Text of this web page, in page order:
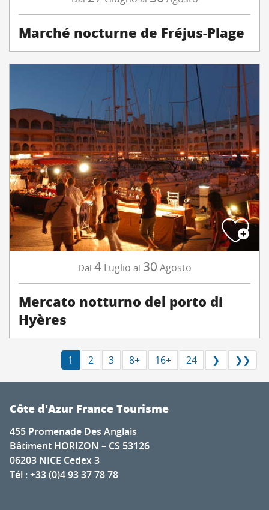
Marché nocturne de Fréjus-Plage
Dal 4 Luglio al 30 Agosto
Mercato notturno del porto di
Hyères
1 2 3 8+ 16+ 24 ❯ ❯❯
Côte d'Azur France Tourisme
455 Promenade Des Anglais
Bâtiment HORIZON – CS 53126
06203 NICE Cedex 3
Tél : +33 (0)4 93 37 78 78